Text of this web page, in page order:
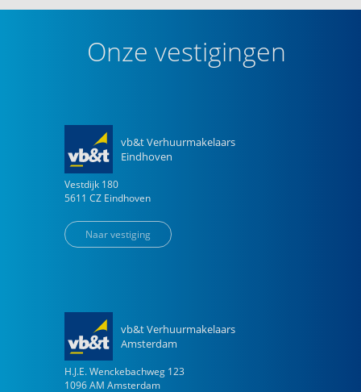
Onze vestigingen
vb&t Verhuurmakelaars
Eindhoven
Vestdijk 180
5611 CZ Eindhoven
Naar vestiging
vb&t Verhuurmakelaars
Amsterdam
H.J.E. Wenckebachweg 123
1096 AM Amsterdam